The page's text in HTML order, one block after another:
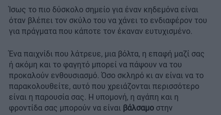
Ίσως το πιο δύσκολο σημείο για έναν κηδεμόνα είναι
όταν βλέπει τον σκύλο του να χάνει το ενδιαφέρον του
για πράγματα που κάποτε τον έκαναν ευτυχισμένο.
Ένα παιχνίδι που λάτρευε, μια βόλτα, η επαφή μαζί σας
ή ακόμη και το φαγητό μπορεί να πάψουν να του
προκαλούν ενθουσιασμό. Όσο σκληρό κι αν είναι να το
παρακολουθείτε, αυτό που χρειάζονται περισσότερο
είναι η παρουσία σας. Η υπομονή, η αγάπη και η
φροντίδα σας μπορούν να είναι βάλσαμο στην